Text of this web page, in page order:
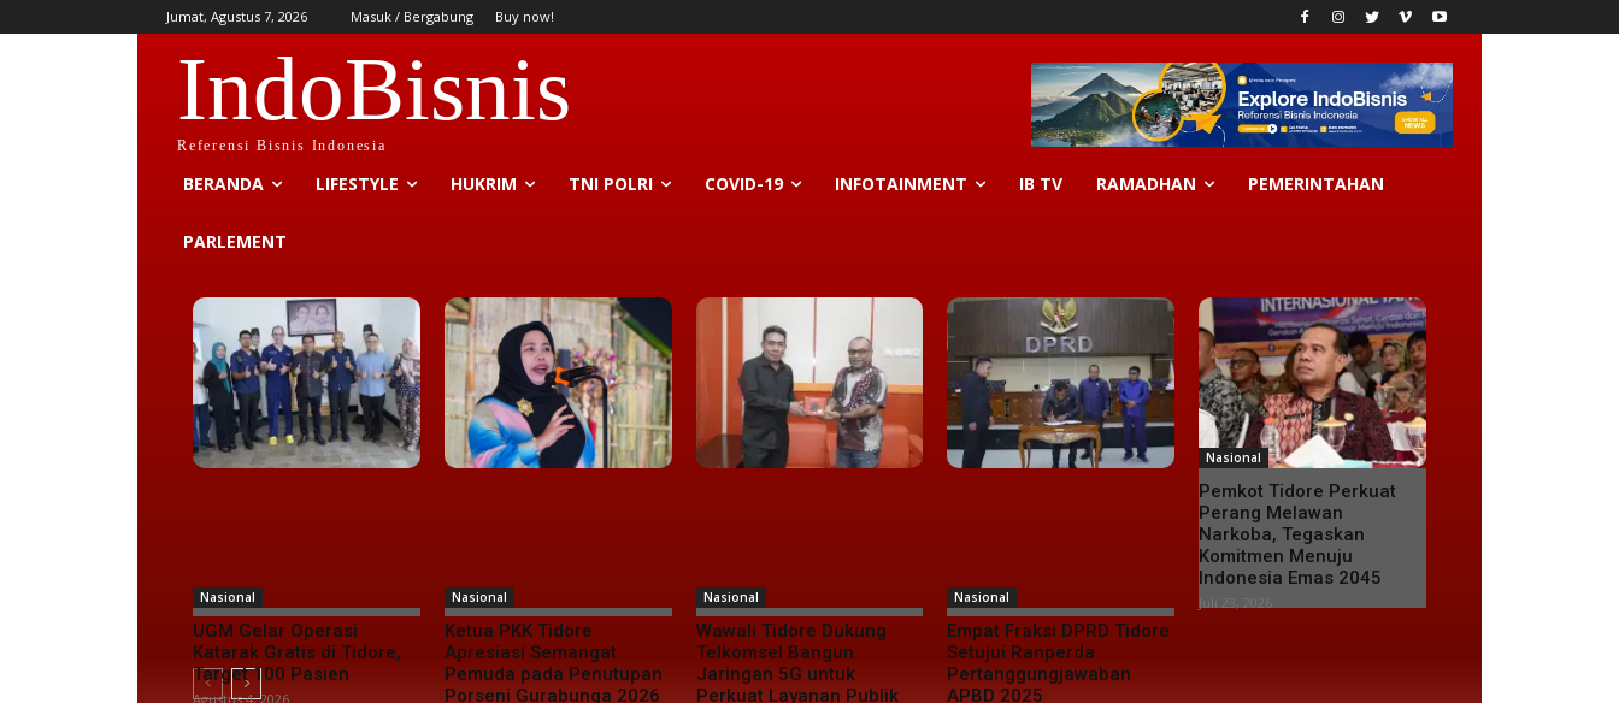
Jumat, Agustus 7, 2026 Masuk / Bergabung Buy now!
IndoBisnis
Referensi Bisnis Indonesia
BERANDA LIFESTYLE HUKRIM TNI POLRI COVID-19 INFOTAINMENT IB TV RAMADHAN PEMERINTAHAN
PARLEMENT
Nasional
UGM Gelar Operasi
Katarak Gratis di Tidore,
Target 100 Pasien
Agustus 4, 2026
Nasional
Ketua PKK Tidore
Apresiasi Semangat
Pemuda pada Penutupan
Porseni Gurabunga 2026
Nasional
Wawali Tidore Dukung
Telkomsel Bangun
Jaringan 5G untuk
Perkuat Layanan Publik
Nasional
Empat Fraksi DPRD Tidore
Setujui Ranperda
Pertanggungjawaban
APBD 2025
Nasional
Pemkot Tidore Perkuat
Perang Melawan
Narkoba, Tegaskan
Komitmen Menuju
Indonesia Emas 2045